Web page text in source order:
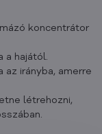
koncentrátor
a hajától.
irányba, amerre
létrehozni,